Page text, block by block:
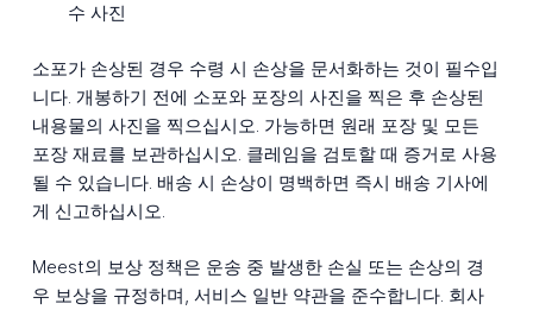
수 사진
소포가 손상된 경우 수령 시 손상을 문서화하는 것이 필수입
니다. 개봉하기 전에 소포와 포장의 사진을 찍은 후 손상된
내용물의 사진을 찍으십시오. 가능하면 원래 포장 및 모든
포장 재료를 보관하십시오. 클레임을 검토할 때 증거로 사용
될 수 있습니다. 배송 시 손상이 명백하면 즉시 배송 기사에
게 신고하십시오.
Meest의 보상 정책은 운송 중 발생한 손실 또는 손상의 경
우 보상을 규정하며, 서비스 일반 약관을 준수합니다. 회사